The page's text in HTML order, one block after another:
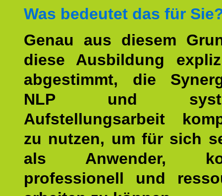
Was bedeutet das für
Genau aus diesem
diese Ausbildung
abgestimmt, die
NLP und
Aufstellungsarbeit
zu nutzen, um für sich
als Anwender,
professionell und